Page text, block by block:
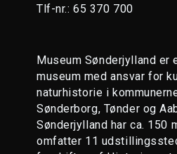
Tlf-nr.: 65 370 700
Museum Sønderjylland er
museum med ansvar for
naturhistorie i
Sønderborg, Tønder og
Sønderjylland har ca. 150
omfatter 11